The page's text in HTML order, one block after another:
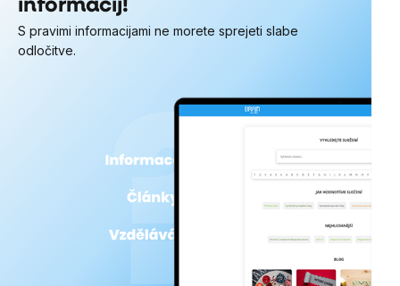
informacij!
S pravimi informacijami ne morete sprejeti slabe
odločitve.